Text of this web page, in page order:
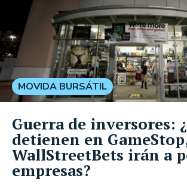
MOVIDA BURSÁTIL
Guerra de inversores:
detienen en
WallStreetBets irán a
empresas?